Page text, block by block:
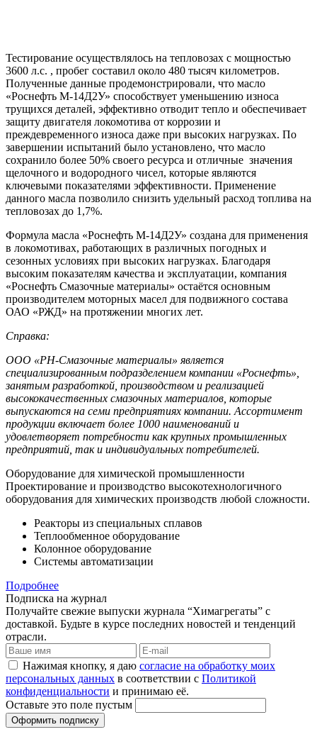
Тестирование осуществлялось на тепловозах с мощностью
3600 л.с. , пробег составил около 480 тысяч километров.
Полученные данные продемонстрировали, что масло
«Роснефть М-14Д2У» способствует уменьшению износа
трущихся деталей, эффективно отводит тепло и обеспечивает
защиту двигателя локомотива от коррозии и
преждевременного износа даже при высоких нагрузках. По
завершении испытаний было установлено, что масло
сохранило более 50% своего ресурса и отличные значения
щелочного и водородного чисел, которые являются
ключевыми показателями эффективности. Применение
данного масла позволило снизить удельный расход топлива на
тепловозах до 1,7%.
Формула масла «Роснефть М-14Д2У» создана для применения
в локомотивах, работающих в различных погодных и
сезонных условиях при высоких нагрузках. Благодаря
высоким показателям качества и эксплуатации, компания
«Роснефть Смазочные материалы» остаётся основным
производителем моторных масел для подвижного состава
ОАО «РЖД» на протяжении многих лет.
Справка:
ООО «РН-Смазочные материалы» является
специализированным подразделением компании «Роснефть»,
занятым разработкой, производством и реализацией
высококачественных смазочных материалов, которые
выпускаются на семи предприятиях компании. Ассортимент
продукции включает более 1000 наименований и
удовлетворяет потребности как крупных промышленных
предприятий, так и индивидуальных потребителей.
Оборудование для химической промышленности
Проектирование и производство высокотехнологичного
оборудования для химических производств любой сложности.
Реакторы из специальных сплавов
Теплообменное оборудование
Колонное оборудование
Системы автоматизации
Подробнее
Подписка на журнал
Получайте свежие выпуски журнала “Химагрегаты” с
доставкой. Будьте в курсе последних новостей и тенденций
отрасли.
Нажимая кнопку, я даю согласие на обработку моих
персональных данных в соответствии с Политикой
конфиденциальности и принимаю её.
Оставьте это поле пустым
Оформить подписку